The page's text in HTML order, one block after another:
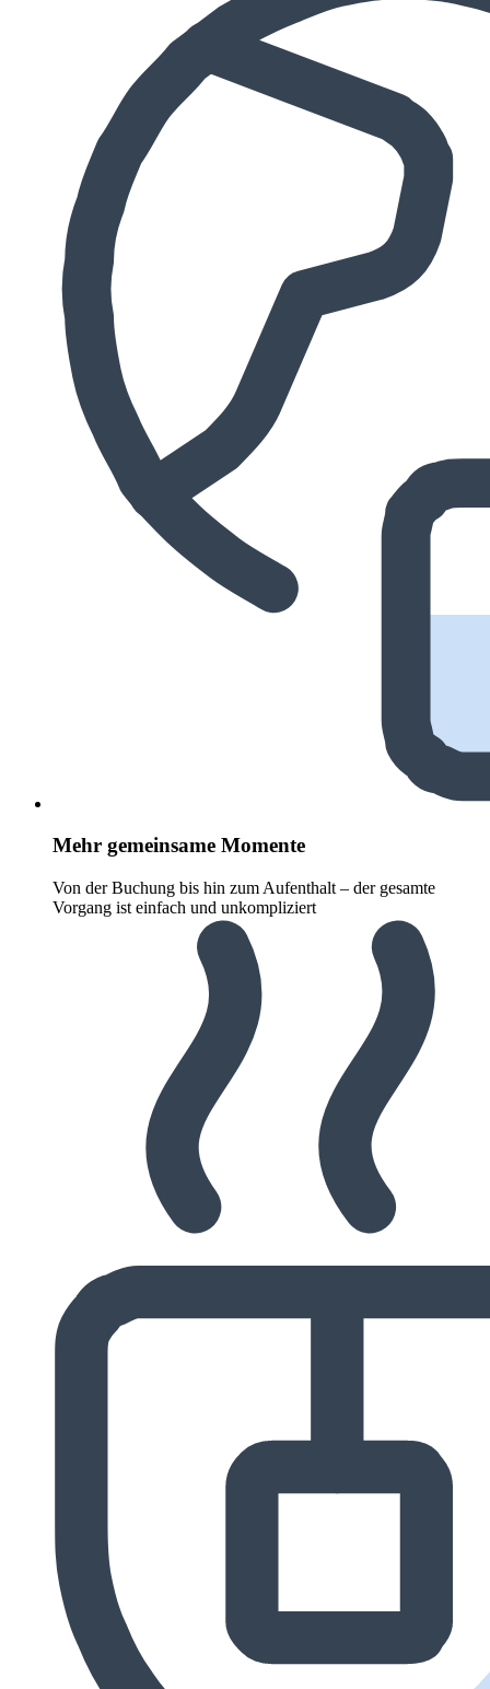
Mehr gemeinsame Momente
Von der Buchung bis hin zum Aufenthalt – der gesamte
Vorgang ist einfach und unkompliziert